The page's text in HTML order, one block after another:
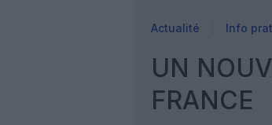
Actualité Info
UN
FRANCE